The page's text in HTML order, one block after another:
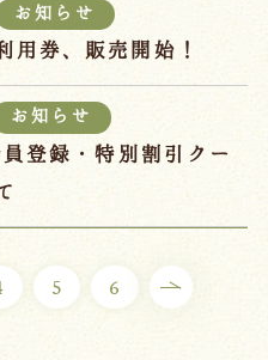
お知らせ
用券、販売開始！
お知らせ
員登録・特別割引クー
5 6